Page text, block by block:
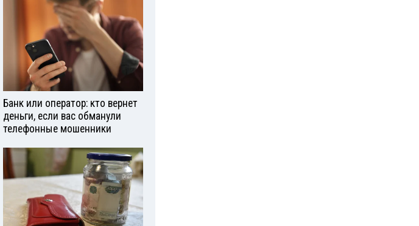
Банк или оператор: кто вернет
деньги, если вас обманули
телефонные мошенники